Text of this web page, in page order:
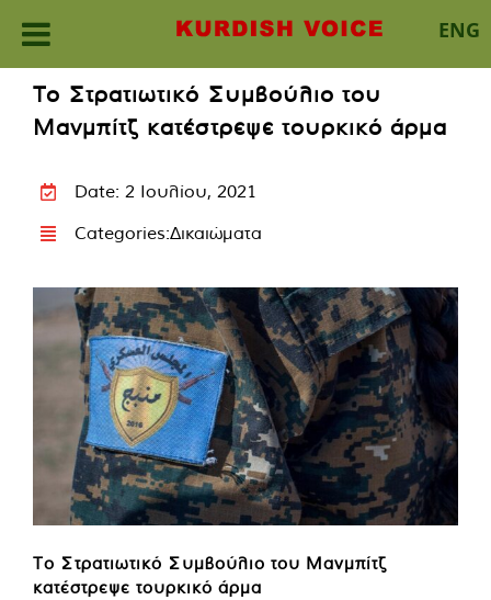
ENG
content
Το Στρατιωτικό Συμβούλιο του
Μανμπίτζ κατέστρεψε τουρκικό άρμα
Date: 2 Ιουλίου, 2021
Categories:Δικαιώματα
Το Στρατιωτικό Συμβούλιο του Μανμπίτζ
κατέστρεψε τουρκικό άρμα